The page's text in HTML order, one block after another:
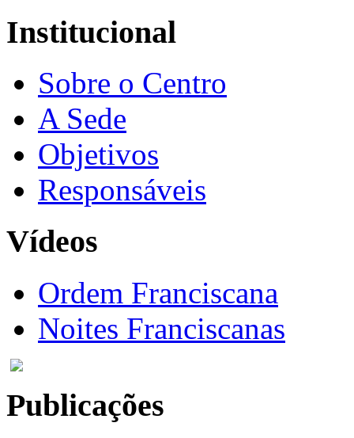
Institucional
Sobre o Centro
A Sede
Objetivos
Responsáveis
Vídeos
Ordem Franciscana
Noites Franciscanas
Publicações